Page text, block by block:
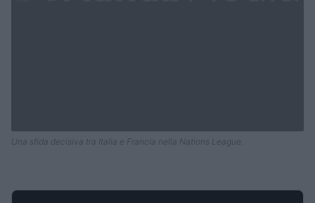
Una sfida decisiva tra Italia e Francia nella Nations League.